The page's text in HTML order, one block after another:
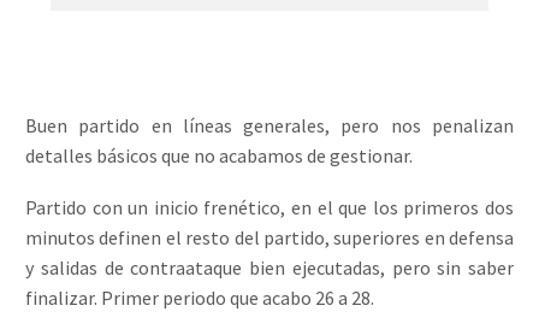
Buen partido en líneas generales, pero nos penalizan
detalles básicos que no acabamos de gestionar.
Partido con un inicio frenético, en el que los primeros dos
minutos definen el resto del partido, superiores en defensa
y salidas de contraataque bien ejecutadas, pero sin saber
finalizar. Primer periodo que acabo 26 a 28.